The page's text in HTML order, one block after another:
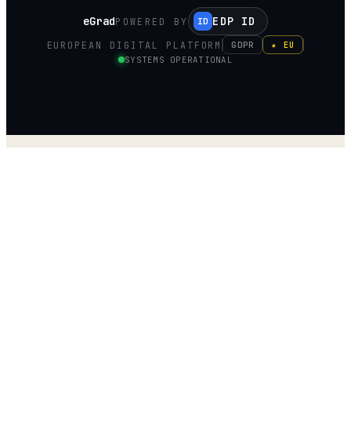
eGradPOWERED BY ID EDP ID
EUROPEAN DIGITAL PLATFORM GDPR
★ EU
SYSTEMS OPERATIONAL